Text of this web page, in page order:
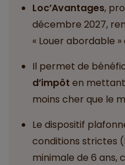
Loc’Avantages,
décembre 2027,
« Louer abordable »
Il permet de
d’impôt en
moins cher que le
Le dispositif
conditions strictes
minimale de 6 ans,